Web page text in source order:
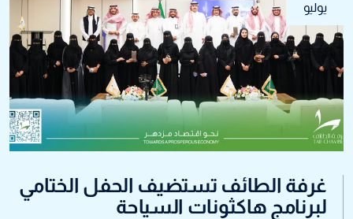
يوليو
غرفة الطائف تستضيف الحفل الختامي
لبرنامج هاكثونات السياحة